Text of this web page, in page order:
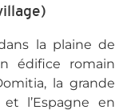
la plaine de
édifice romain
la grande
l’Espagne en